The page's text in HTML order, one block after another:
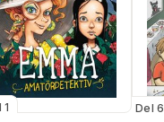
1 Del 6